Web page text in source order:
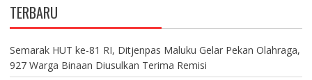
TERBARU
Semarak HUT ke-81 RI, Ditjenpas Maluku Gelar Pekan Olahraga,
927 Warga Binaan Diusulkan Terima Remisi